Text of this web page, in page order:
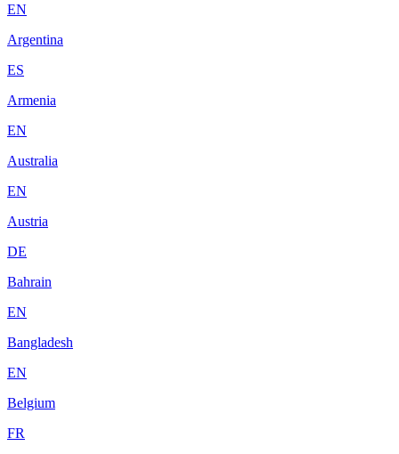
EN
Argentina
ES
Armenia
EN
Australia
EN
Austria
DE
Bahrain
EN
Bangladesh
EN
Belgium
FR